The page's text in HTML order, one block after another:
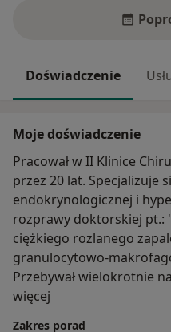
Doświadczenie
Moje doświadczenie
Pracował w II Klinice
przez 20 lat. Specjalizuje
endokrynologicznej i
rozprawy doktorskiej pt.:
ciężkiego rozlanego
granulocytowo-
Przebywał wielokrotnie
Odense(Dania),
więcej
Zakres porad